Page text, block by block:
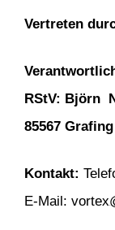
Vertreten
RStV: Björn
85567
Kontakt:
E-Mail: vortex